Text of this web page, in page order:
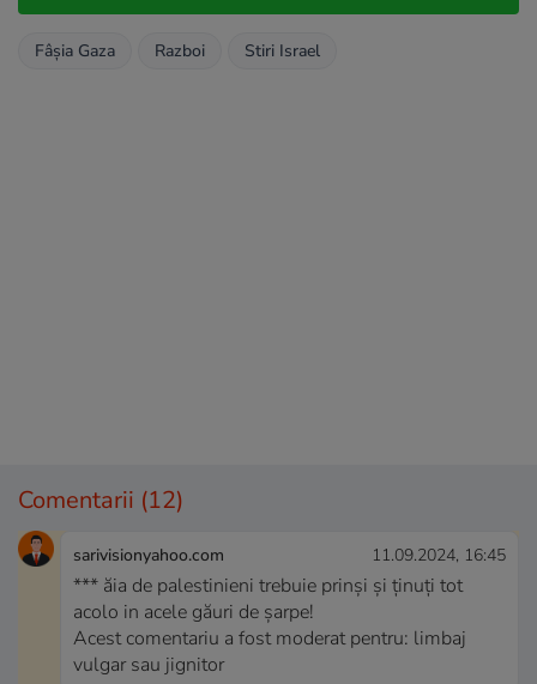
Fâșia Gaza Razboi Stiri Israel
Comentarii (12)
sarivisionyahoo.com 11.09.2024, 16:45
*** ăia de palestinieni trebuie prinși și ținuți tot
acolo in acele găuri de șarpe!
Acest comentariu a fost moderat pentru: limbaj
vulgar sau jignitor